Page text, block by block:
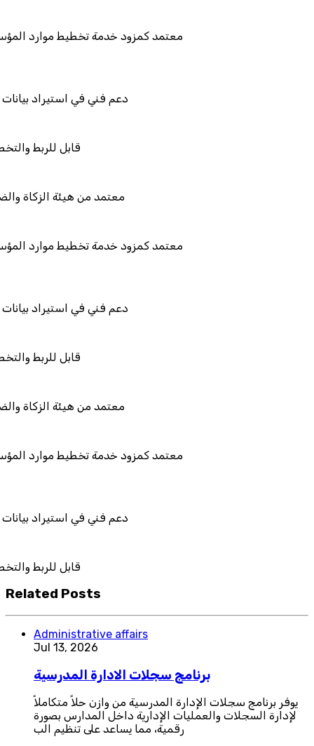
معتمد كمزود خدمة
دعم فني في
معتمد من
معتمد كمزود خدمة
دعم فني في
معتمد من
معتمد كمزود خدمة
دعم فني في
Related Posts
Administrative affairs
Jul 13, 2026
برنامج سجلات الادارة المدرسية
يوفر برنامج سجلات الإدارة المدرسية من وازن حلاً متكاملاً
لإدارة السجلات والعمليات الإدارية داخل المدارس بصورة
رقمية، مما يساعد على تنظيم الب